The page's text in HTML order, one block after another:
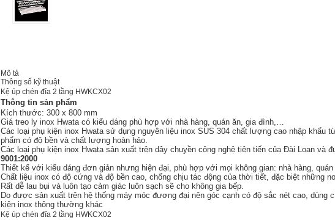
Mô tả
Thông số kỹ thuật
Kệ úp chén đĩa 2 tầng HWKCX02
Thông tin sản phẩm
Kích thước: 300 x 800 mm
Giá treo ly inox Hwatacó kiểu dáng phù hợp với nhà hàng, quán ăn, gia đình,…
Các loại phụ kiện inox Hwata sử dụng nguyên liệu inox SUS 304 chất lượng cao nhập khẩu
phẩm có độ bền và chất lượng hoàn hảo.
Các loại phụ kiện inox Hwata sản xuất trên dây chuyền công nghệ tiên tiến của Đài Loan và
9001:2000
Thiết kế với kiểu dáng đơn giản nhưng hiện đại, phù hợp với mọi không gian: nhà hàng,
Chất liệu inox có độ cứng và độ bền cao, chống chịu tác động của thời tiết, đặc biệt những
Rất dễ lau bụi và luôn tạo cảm giác luôn sạch sẽ cho không gia bếp.
Do được sản xuất trên hệ thống máy móc đương đại nên góc cạnh có độ sắc nét cao, dùng
kiện inox thông thường khác
Kệ úp chén đĩa 2 tầng HWKCX02